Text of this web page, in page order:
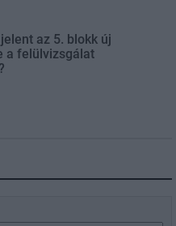
az 5. blokk új
a felülvizsgálat